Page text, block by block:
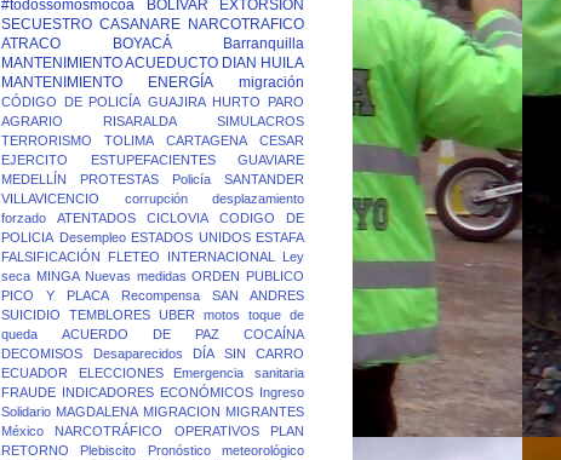
#todossomosmocoa
BOLÍVAR
EXTORSIÓN
SECUESTRO CASANARE NARCOTRAFICO
ATRACO
BOYACÁ
Barranquilla
MANTENIMIENTO ACUEDUCTO DIAN HUILA
MANTENIMIENTO ENERGÍA
migración
CÓDIGO DE POLICÍA GUAJIRA HURTO
PARO
AGRARIO
RISARALDA
SIMULACROS
TERRORISMO
TOLIMA CARTAGENA
CESAR
EJERCITO
ESTUPEFACIENTES
GUAVIARE
MEDELLÍN
PROTESTAS Policía
SANTANDER
VILLAVICENCIO
corrupción
desplazamiento
forzado
ATENTADOS CICLOVIA
CODIGO DE
POLICIA Desempleo ESTADOS UNIDOS ESTAFA
FALSIFICACIÓN
FLETEO INTERNACIONAL
Ley
seca MINGA Nuevas medidas ORDEN PUBLICO
PICO Y PLACA
Recompensa
SAN ANDRES
SUICIDIO
TEMBLORES UBER motos
toque de
queda
ACUERDO DE PAZ
COCAÍNA
DECOMISOS
Desaparecidos
DÍA SIN CARRO
ECUADOR
ELECCIONES
Emergencia sanitaria
FRAUDE
INDICADORES ECONÓMICOS
Ingreso
Solidario MAGDALENA MIGRACION MIGRANTES
México
NARCOTRÁFICO OPERATIVOS
PLAN
RETORNO
Plebiscito
Pronóstico meteorológico